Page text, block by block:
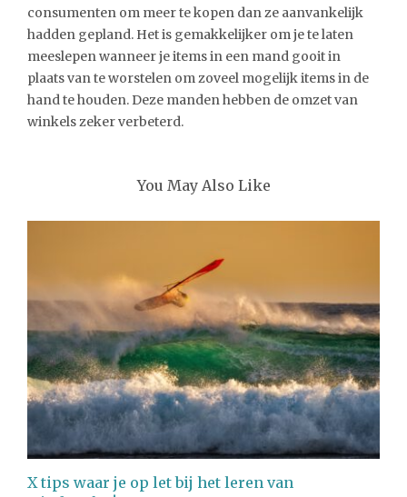
consumenten om meer te kopen dan ze aanvankelijk
hadden gepland. Het is gemakkelijker om je te laten
meeslepen wanneer je items in een mand gooit in
plaats van te worstelen om zoveel mogelijk items in de
hand te houden. Deze manden hebben de omzet van
winkels zeker verbeterd.
You May Also Like
X tips waar je op let bij het leren van